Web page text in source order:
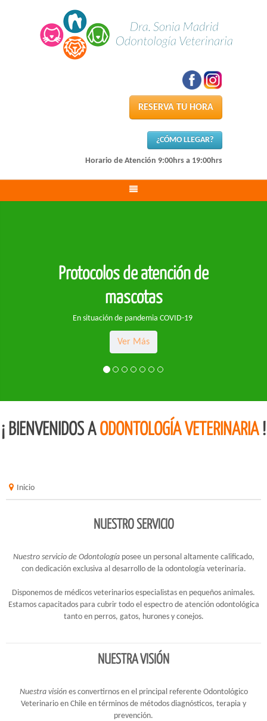
RESERVA TU HORA
¿CÓMO LLEGAR?
Horario de Atención 9:00hrs a 19:00hrs
Protocolos de atención de
mascotas
En situación de pandemia COVID-19
Ver Más
¡ BIENVENIDOS AODONTOLOGÍA VETERINARIA!
Inicio
NUESTRO SERVICIO
Nuestro servicio de Odontologíaposee un personal altamente calificado,
con dedicación exclusiva al desarrollo de la odontología veterinaria.
Disponemos de médicos veterinarios especialistas en pequeños animales.
Estamos capacitados para cubrir todo el espectro de atención odontológica
tanto en perros, gatos, hurones y conejos.
NUESTRA VISIÓN
Nuestra visiónes convertirnos en el principal referente Odontológico
Veterinario en Chile en términos de métodos diagnósticos, terapia y
prevención.